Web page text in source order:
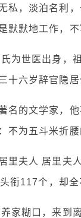
私，淡泊名利
默默地工作，
为世医出身，
十六岁辞官隐
名的文学家，
不为五斗米折
里夫人 居里夫
衔117个，却全
家糊口，来到